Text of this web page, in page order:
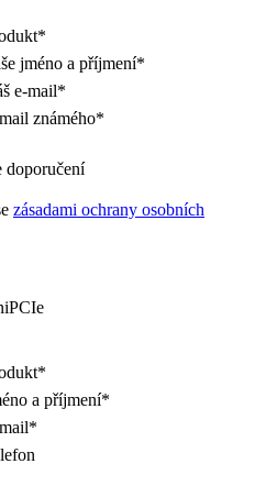
*
jméno a příjmení*
e-mail*
známého*
doporučení
zásadami ochrany osobních
*
a příjmení*
*